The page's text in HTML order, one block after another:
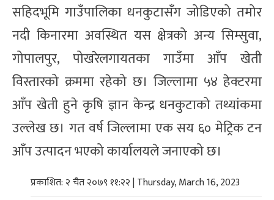
सहिदभूमि गाउँपालिका धनकुटासँग जोडिएको तमोर
नदी किनारमा अवस्थित यस क्षेत्रको अन्य सिम्सुवा,
गोपालपुर, पोखरेलगायतका गाउँमा आँप खेती
विस्तारको क्रममा रहेको छ। जिल्लामा ५४ हेक्टरमा
आँप खेती हुने कृषि ज्ञान केन्द्र धनकुटाको तथ्यांकमा
उल्लेख छ। गत वर्ष जिल्लामा एक सय ६० मेट्रिक टन
आँप उत्पादन भएको कार्यालयले जनाएको छ।
प्रकाशित: २ चैत २०७९ ११:२२ | Thursday, March 16, 2023